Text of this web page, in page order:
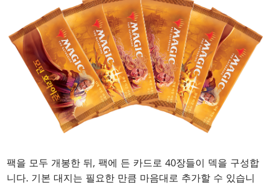
팩을 모두 개봉한 뒤, 팩에 든 카드로 40장들이 덱을 구성합
니다. 기본 대지는 필요한 만큼 마음대로 추가할 수 있습니